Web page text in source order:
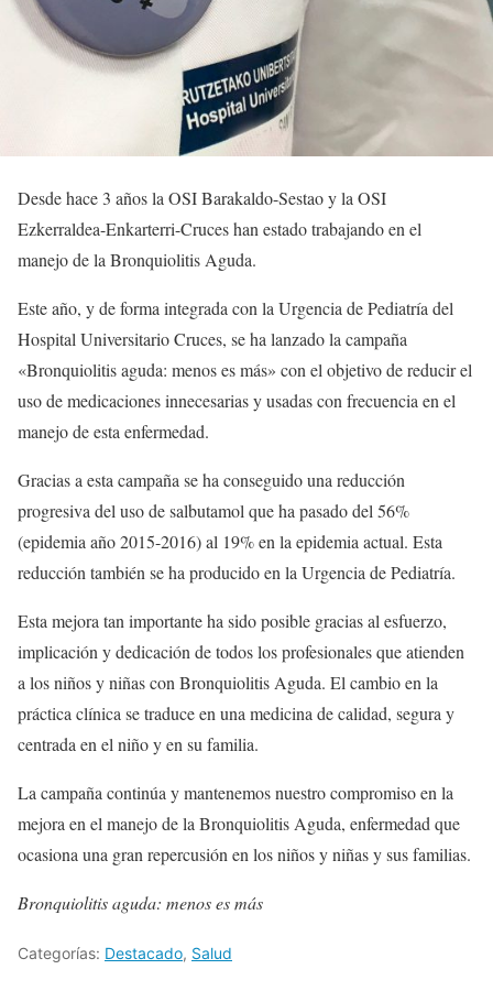
Desde hace 3 años la OSI Barakaldo-Sestao y la OSI
Ezkerraldea-Enkarterri-Cruces han estado trabajando en el
manejo de la Bronquiolitis Aguda.
Este año, y de forma integrada con la Urgencia de Pediatría del
Hospital Universitario Cruces, se ha lanzado la campaña
«Bronquiolitis aguda: menos es más» con el objetivo de reducir el
uso de medicaciones innecesarias y usadas con frecuencia en el
manejo de esta enfermedad.
Gracias a esta campaña se ha conseguido una reducción
progresiva del uso de salbutamol que ha pasado del 56%
(epidemia año 2015-2016) al 19% en la epidemia actual. Esta
reducción también se ha producido en la Urgencia de Pediatría.
Esta mejora tan importante ha sido posible gracias al esfuerzo,
implicación y dedicación de todos los profesionales que atienden
a los niños y niñas con Bronquiolitis Aguda. El cambio en la
práctica clínica se traduce en una medicina de calidad, segura y
centrada en el niño y en su familia.
La campaña continúa y mantenemos nuestro compromiso en la
mejora en el manejo de la Bronquiolitis Aguda, enfermedad que
ocasiona una gran repercusión en los niños y niñas y sus familias.
Bronquiolitis aguda: menos es más
Categorías: Destacado, Salud